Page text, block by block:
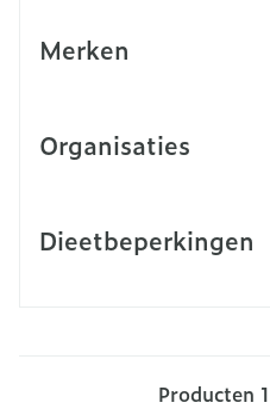
Merken
Organisaties
Dieetbeperkingen
Producten 1